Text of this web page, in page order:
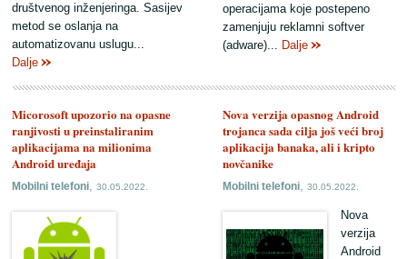
operacijama koje postepeno
zamenjuju reklamni softver
(adware)... Dalje
društvenog inženjeringa. Sasijev
metod se oslanja na
automatizovanu uslugu...
Dalje
Nova verzija opasnog Android
trojanca sada cilja još veći broj
aplikacija banaka, ali i kripto
novčanike
Mobilni telefoni,30.05.2022.
Nova
verzija
Android
Micorosoft upozorio na opasne
ranjivosti u preinstaliranim
aplikacijama na milionima
Android uređaja
Mobilni telefoni,30.05.2022.